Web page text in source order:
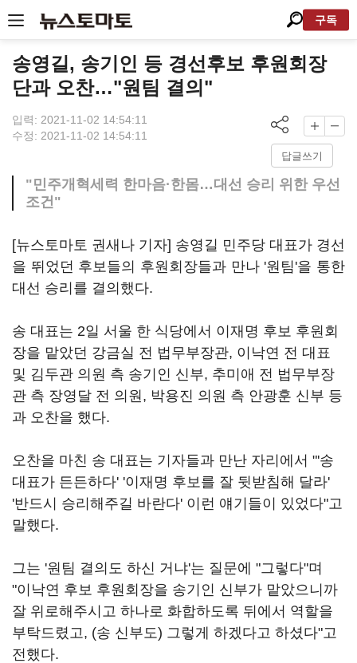
구독
송영길, 송기인 등 경선후보 후원회장
단과 오찬…"원팀 결의"
입력: 2021-11-02 14:54:11
수정: 2021-11-02 14:54:11
답글쓰기
"민주개혁세력 한마음·한몸…대선 승리 위한 우선
조건"
[뉴스토마토 권새나 기자] 송영길 민주당 대표가 경선
을 뛰었던 후보들의 후원회장들과 만나 '원팀'을 통한
대선 승리를 결의했다.
송 대표는 2일 서울 한 식당에서 이재명 후보 후원회
장을 맡았던 강금실 전 법무부장관, 이낙연 전 대표
및 김두관 의원 측 송기인 신부, 추미애 전 법무부장
관 측 장영달 전 의원, 박용진 의원 측 안광훈 신부 등
과 오찬을 했다.
오찬을 마친 송 대표는 기자들과 만난 자리에서 "'송
대표가 든든하다' '이재명 후보를 잘 뒷받침해 달라'
'반드시 승리해주길 바란다' 이런 얘기들이 있었다"고
말했다.
그는 '원팀 결의도 하신 거냐'는 질문에 "그렇다"며
"이낙연 후보 후원회장을 송기인 신부가 맡았으니까
잘 위로해주시고 하나로 화합하도록 뒤에서 역할을
부탁드렸고, (송 신부도) 그렇게 하겠다고 하셨다"고
전했다.